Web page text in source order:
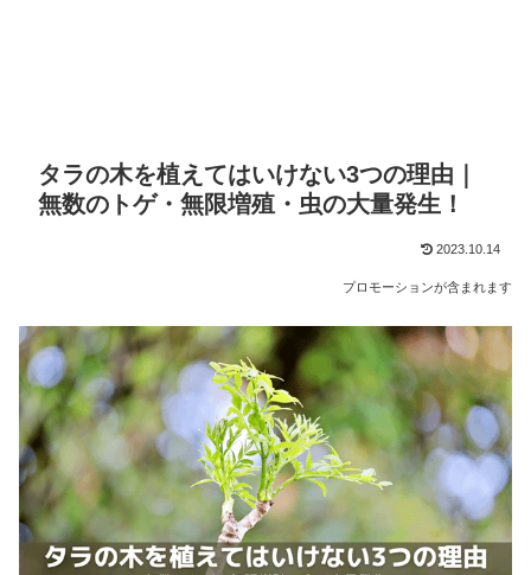
タラの木を植えてはいけない3つの理由｜
無数のトゲ・無限増殖・虫の大量発生！
2023.10.14
プロモーションが含まれます